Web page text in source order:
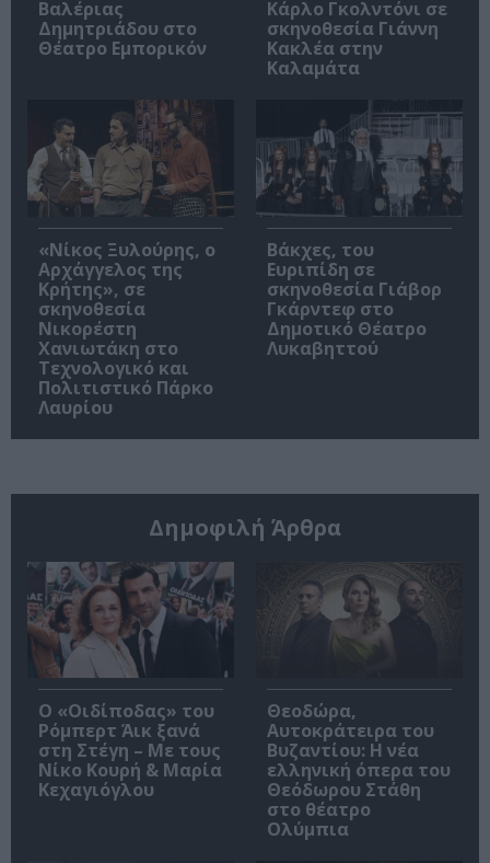
Βαλέριας
Δημητριάδου στο
Θέατρο Εμπορικόν
Κάρλο Γκολντόνι σε
σκηνοθεσία Γιάννη
Κακλέα στην
Καλαμάτα
«Νίκος Ξυλούρης, ο
Αρχάγγελος της
Κρήτης», σε
σκηνοθεσία
Νικορέστη
Χανιωτάκη στο
Τεχνολογικό και
Πολιτιστικό Πάρκο
Λαυρίου
Βάκχες, του
Ευριπίδη σε
σκηνοθεσία Γιάβορ
Γκάρντεφ στο
Δημοτικό Θέατρο
Λυκαβηττού
Δημοφιλή Άρθρα
O «Οιδίποδας» του
Ρόμπερτ Άικ ξανά
στη Στέγη – Με τους
Νίκο Κουρή & Μαρία
Κεχαγιόγλου
Θεοδώρα,
Αυτοκράτειρα του
Βυζαντίου: Η νέα
ελληνική όπερα του
Θεόδωρου Στάθη
στο θέατρο
Ολύμπια